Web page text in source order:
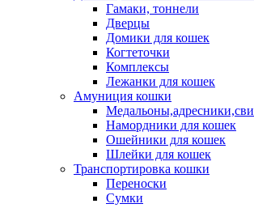
Гамаки, тоннели
Дверцы
Домики для кошек
Когтеточки
Комплексы
Лежанки для кошек
Амуниция кошки
Намордники для кошек
Ошейники для кошек
Шлейки для кошек
Транспортировка кошки
Переноски
Сумки